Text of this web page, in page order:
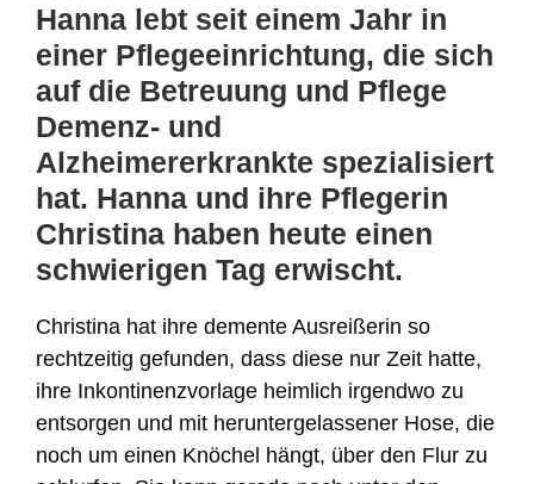
Hanna lebt seit einem Jahr in
einer Pflegeeinrichtung, die sich
auf die Betreuung und Pflege
Demenz- und
Alzheimererkrankte spezialisiert
hat. Hanna und ihre Pflegerin
Christina haben heute einen
schwierigen Tag erwischt.
Christina hat ihre demente Ausreißerin so
rechtzeitig gefunden, dass diese nur Zeit hatte,
ihre Inkontinenzvorlage heimlich irgendwo zu
entsorgen und mit heruntergelassener Hose, die
noch um einen Knöchel hängt, über den Flur zu